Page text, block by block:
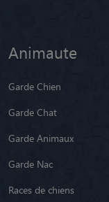
Animaute
Garde Chien
Garde Chat
Garde Animaux
Garde Nac
Races de chiens